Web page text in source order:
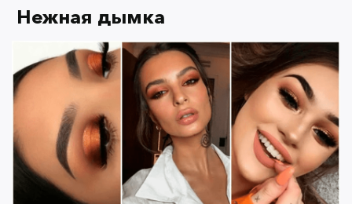
товара и убить сразу трех зайцев одним
@sasha_nikolina @sofia_baburina
В этих двух вариантах использован тинт в
оттенках SAFARIи HILLIER. Данный продукт
можно наслаивать и тем самым играться с
Нежная дымка